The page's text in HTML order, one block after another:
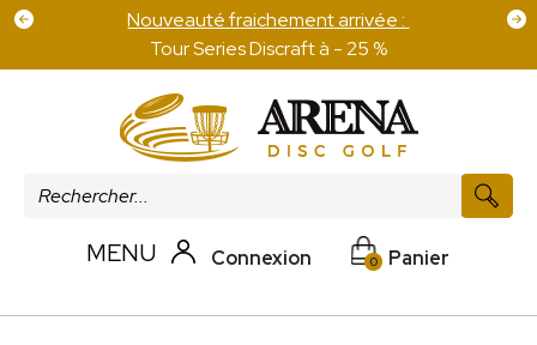
Nouveauté fraichement arrivée :
Tour Series Discraft à - 25 %
MENU Connexion 0 Panier